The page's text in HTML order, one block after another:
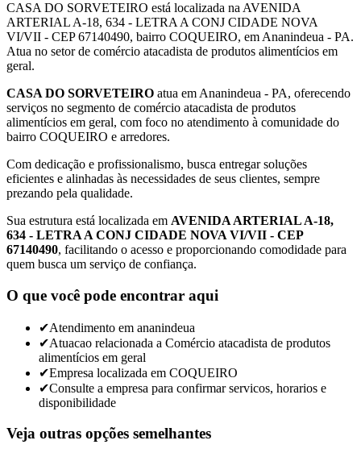
CASA DO SORVETEIRO está localizada na AVENIDA
ARTERIAL A-18, 634 - LETRA A CONJ CIDADE NOVA
VI/VII - CEP 67140490, bairro COQUEIRO, em Ananindeua - PA.
Atua no setor de comércio atacadista de produtos alimentícios em
geral.
CASA DO SORVETEIRO atua em Ananindeua - PA, oferecendo
serviços no segmento de comércio atacadista de produtos
alimentícios em geral, com foco no atendimento à comunidade do
bairro COQUEIRO e arredores.
Com dedicação e profissionalismo, busca entregar soluções
eficientes e alinhadas às necessidades de seus clientes, sempre
prezando pela qualidade.
Sua estrutura está localizada em AVENIDA ARTERIAL A-18,
634 - LETRA A CONJ CIDADE NOVA VI/VII - CEP
67140490, facilitando o acesso e proporcionando comodidade para
quem busca um serviço de confiança.
O que você pode encontrar aqui
✔Atendimento em ananindeua
✔Atuacao relacionada a Comércio atacadista de produtos
alimentícios em geral
✔Empresa localizada em COQUEIRO
✔Consulte a empresa para confirmar servicos, horarios e
disponibilidade
Veja outras opções semelhantes